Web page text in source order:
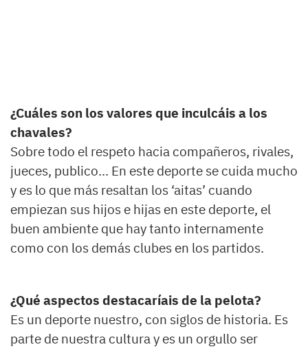
¿Cuáles son los valores que inculcáis a los
chavales?
Sobre todo el respeto hacia compañeros, rivales,
jueces, publico... En este deporte se cuida mucho
y es lo que más resaltan los ‘aitas’ cuando
empiezan sus hijos e hijas en este deporte, el
buen ambiente que hay tanto internamente
como con los demás clubes en los partidos.
¿Qué aspectos destacaríais de la pelota?
Es un deporte nuestro, con siglos de historia. Es
parte de nuestra cultura y es un orgullo ser